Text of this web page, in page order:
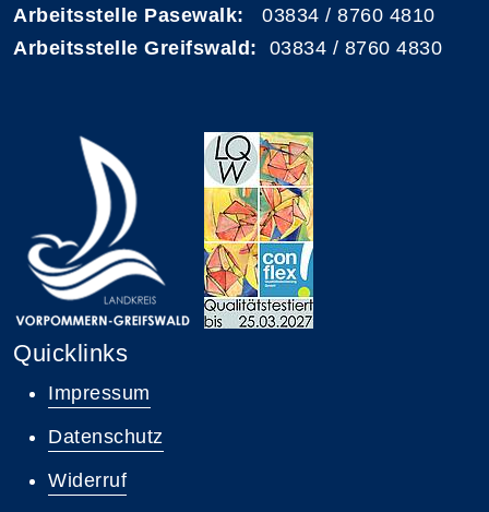
Arbeitsstelle Pasewalk: 03834 / 8760 4810
Arbeitsstelle Greifswald: 03834 / 8760 4830
Quicklinks
Impressum
Datenschutz
Widerruf